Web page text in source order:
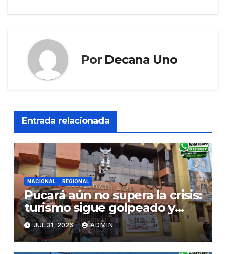
Por Decana Uno
Entrada relacionada
NACIONAL REGIONAL
Pucará aún no supera la crisis:
turismo sigue golpeado y
alcaldesa exige al nuevo
Gobierno fondos para obras
paralizadas
JUL 31, 2026 ADMIN